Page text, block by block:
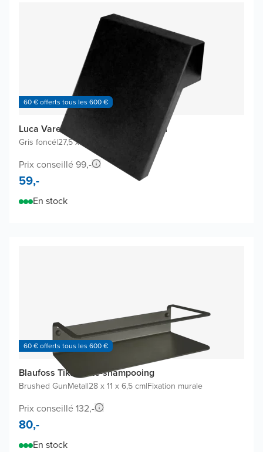
60 € offerts tous les 600 €
Luca Varess Asista coussin de bain
Gris foncé|27,5 x 23,5 cm
Prix conseillé 99,-
59,-
En stock
60 € offerts tous les 600 €
Blaufoss Tika porte-shampooing
Brushed GunMetal|28 x 11 x 6,5 cm|Fixation murale
Prix conseillé 132,-
80,-
En stock